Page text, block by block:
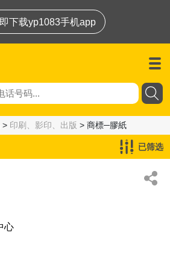
下载yp1083手机app
> 印刷、影印、出版 > 商標─膠紙
已筛选
心